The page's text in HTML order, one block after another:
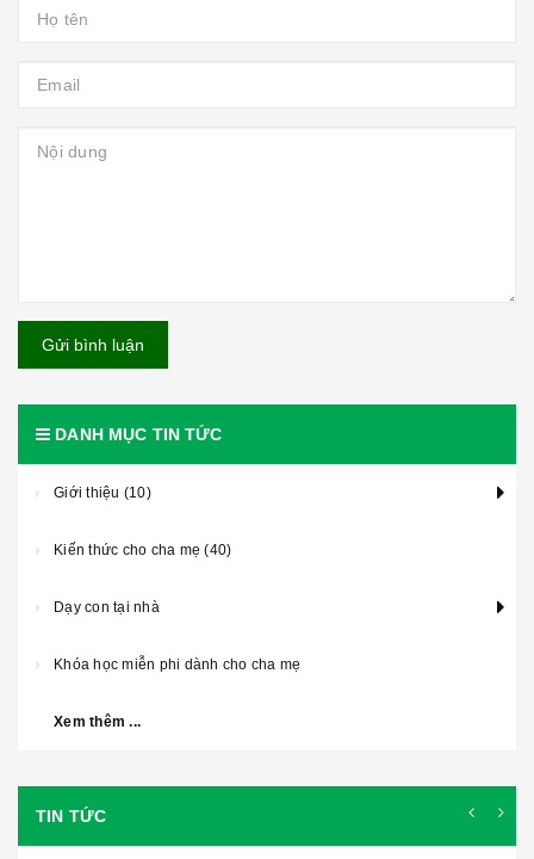
Gửi bình luận
DANH MỤC TIN TỨC
Giới thiệu (10)
Kiến thức cho cha mẹ (40)
Dạy con tại nhà
Khóa học miễn phi dành cho cha mẹ
Xem thêm ...
TIN TỨC